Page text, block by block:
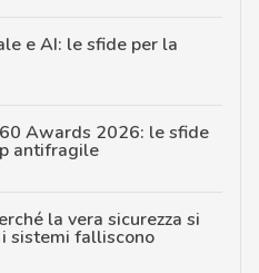
e AI: le sfide per la
Awards 2026: le sfide
antifragile
la vera sicurezza si
sistemi falliscono